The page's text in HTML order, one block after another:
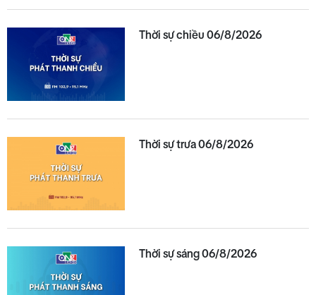
Thời sự chiều 06/8/2026
Thời sự trưa 06/8/2026
Thời sự sáng 06/8/2026